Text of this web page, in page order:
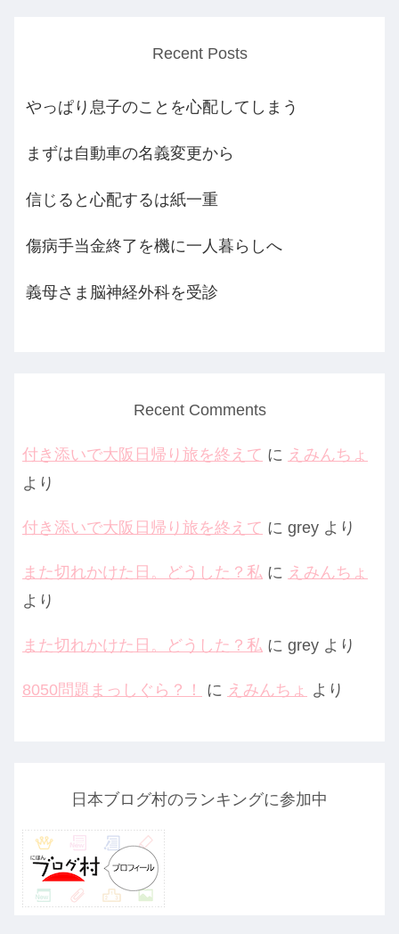
Recent Posts
やっぱり息子のことを心配してしまう
まずは自動車の名義変更から
信じると心配するは紙一重
傷病手当金終了を機に一人暮らしへ
義母さま脳神経外科を受診
Recent Comments
付き添いで大阪日帰り旅を終えて に えみんちょ
より
付き添いで大阪日帰り旅を終えて に grey より
また切れかけた日。どうした？私 に えみんちょ
より
また切れかけた日。どうした？私 に grey より
8050問題まっしぐら？！ に えみんちょ より
日本ブログ村のランキングに参加中